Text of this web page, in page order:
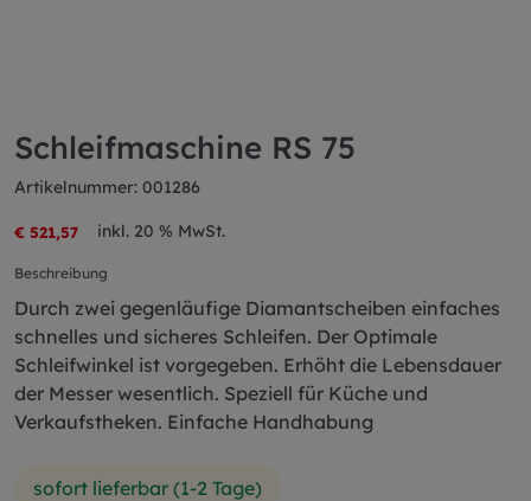
Schleifmaschine RS 75
Artikelnummer: 001286
€ 521,57 inkl. 20 % MwSt.
Beschreibung
Durch zwei gegenläufige Diamantscheiben einfaches
schnelles und sicheres Schleifen. Der Optimale
Schleifwinkel ist vorgegeben. Erhöht die Lebensdauer
der Messer wesentlich. Speziell für Küche und
Verkaufstheken. Einfache Handhabung
sofort lieferbar (1-2 Tage)